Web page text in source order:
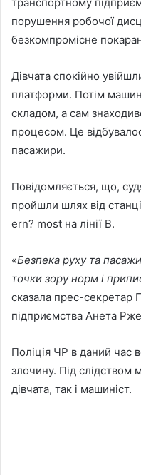
порушення робочої
безкомпромісне
Дівчата спокійно
платформи. Потім
складом, а сам
процесом. Це
пасажири.
Повідомляється, що,
пройшли шлях від
ern? most на лінії B.
«Безпека руху та
точки зору норм і
сказала прес-секретар
підприємства Анета
Поліція ЧР в даний час
злочину. Під слідством
дівчата, так і машиніст.